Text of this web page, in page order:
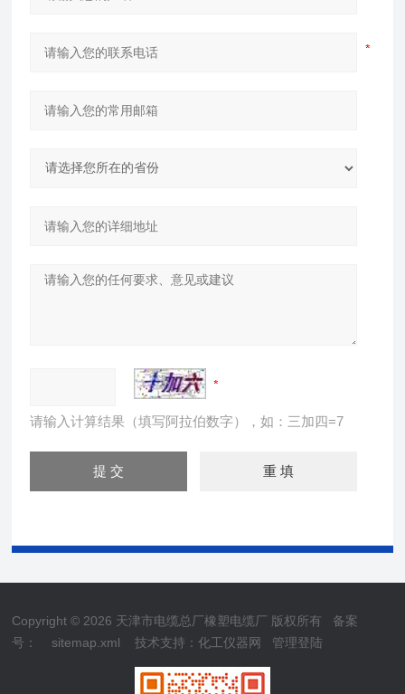
请输入计算结果（填写阿拉伯数字），如：三加四=7
Copyright © 2026 天津市电缆总厂橡塑电缆厂 版权所有 备案
号：
sitemap.xml 技术支持：化工仪器网 管理登陆